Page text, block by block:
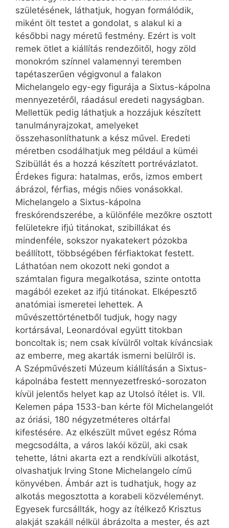
születésének, láthatjuk, hogyan formálódik,
miként ölt testet a gondolat, s alakul ki a
későbbi nagy méretű festmény. Ezért is volt
remek ötlet a kiállítás rendezőitől, hogy zöld
monokróm színnel valamennyi teremben
tapétaszerűen végigvonul a falakon
Michelangelo egy-egy figurája a Sixtus-kápolna
mennyezetéről, ráadásul eredeti nagyságban.
Mellettük pedig láthatjuk a hozzájuk készített
tanulmányrajzokat, amelyeket
összehasonlíthatunk a kész művel. Eredeti
méretben csodálhatjuk meg például a küméi
Szibüllát és a hozzá készített portrévázlatot.
Érdekes figura: hatalmas, erős, izmos embert
ábrázol, férfias, mégis nőies vonásokkal.
Michelangelo a Sixtus-kápolna
freskórendszerébe, a különféle mezőkre osztott
felületekre ifjú titánokat, szibillákat és
mindenféle, sokszor nyakatekert pózokba
beállított, többségében férfiaktokat festett.
Láthatóan nem okozott neki gondot a
számtalan figura megalkotása, szinte ontotta
magából ezeket az ifjú titánokat. Elképesztő
anatómiai ismeretei lehettek. A
művészettörténetből tudjuk, hogy nagy
kortársával, Leonardóval együtt titokban
boncoltak is; nem csak kívülről voltak kíváncsiak
az emberre, meg akarták ismerni belülről is.
A Szépművészeti Múzeum kiállításán a Sixtus-
kápolnába festett mennyezetfreskó-sorozaton
kívül jelentős helyet kap az Utolsó ítélet is. VII.
Kelemen pápa 1533-ban kérte föl Michelangelót
az óriási, 180 négyzetméteres oltárfal
kifestésére. Az elkészült művet egész Róma
megcsodálta, a város lakói közül, aki csak
tehette, látni akarta ezt a rendkívüli alkotást,
olvashatjuk Irving Stone Michelangelo című
könyvében. Ámbár azt is tudhatjuk, hogy az
alkotás megosztotta a korabeli közvéleményt.
Egyesek furcsállták, hogy az ítélkező Krisztus
alakját szakáll nélkül ábrázolta a mester, és azt